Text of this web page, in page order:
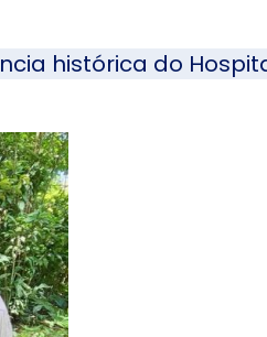
histórica do